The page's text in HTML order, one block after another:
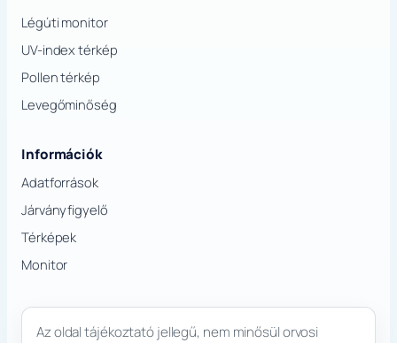
Légúti monitor
UV-index térkép
Pollen térkép
Levegőminőség
Információk
Adatforrások
Járványfigyelő
Térképek
Monitor
Az oldal tájékoztató jellegű, nem minősül orvosi